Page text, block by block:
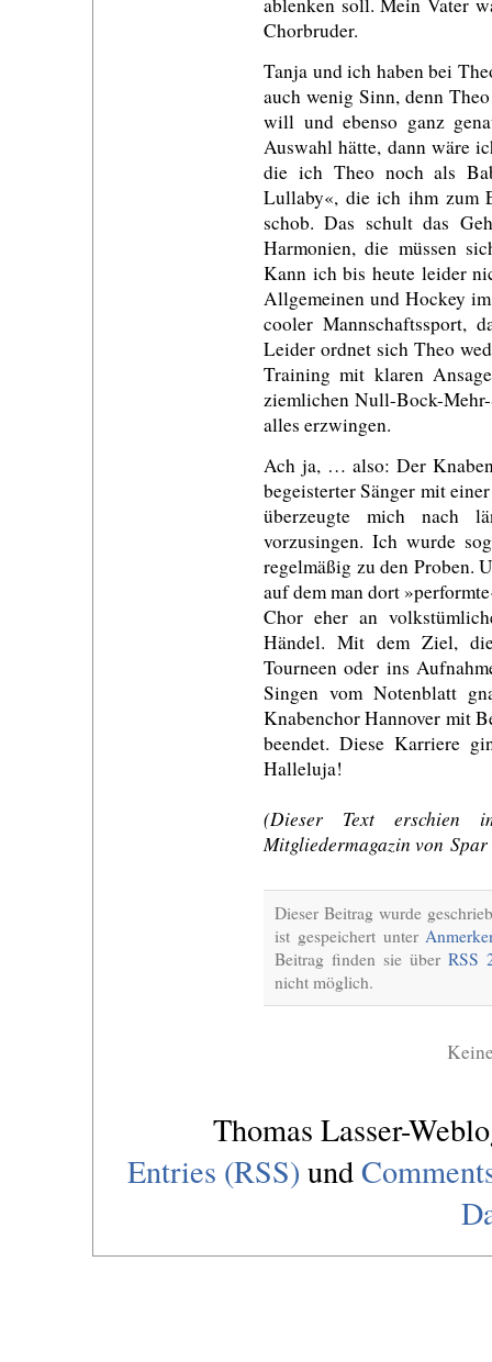
Chorbruder.
Tanja und ich haben bei
auch wenig Sinn, denn
will und ebenso ganz
Auswahl hätte, dann wäre
die ich Theo noch als
Lullaby«, die ich ihm zum
schob. Das schult das
Harmonien, die müssen
Kann ich bis heute leider
Allgemeinen und Hockey
cooler Mannschaftssport,
Leider ordnet sich Theo
Training mit klaren
ziemlichen Null-Bock-
alles erzwingen.
Ach ja, … also: Der
begeisterter Sänger mit
überzeugte mich nach
vorzusingen. Ich wurde
regelmäßig zu den Proben.
auf dem man dort
Chor eher an
Händel. Mit dem Ziel,
Tourneen oder ins
Singen vom Notenblatt
Knabenchor Hannover mit
beendet. Diese Karriere
Halleluja!
(Dieser Text erschien
Mitgliedermagazin von
Dieser Beitrag wurde
ist gespeichert unter
Beitrag finden sie über RSS
nicht möglich.
Thomas Lasser-
Entries (RSS) und